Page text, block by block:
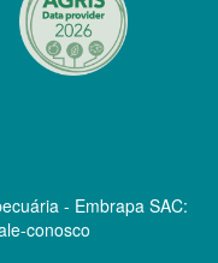
- Embrapa SAC:
conosco